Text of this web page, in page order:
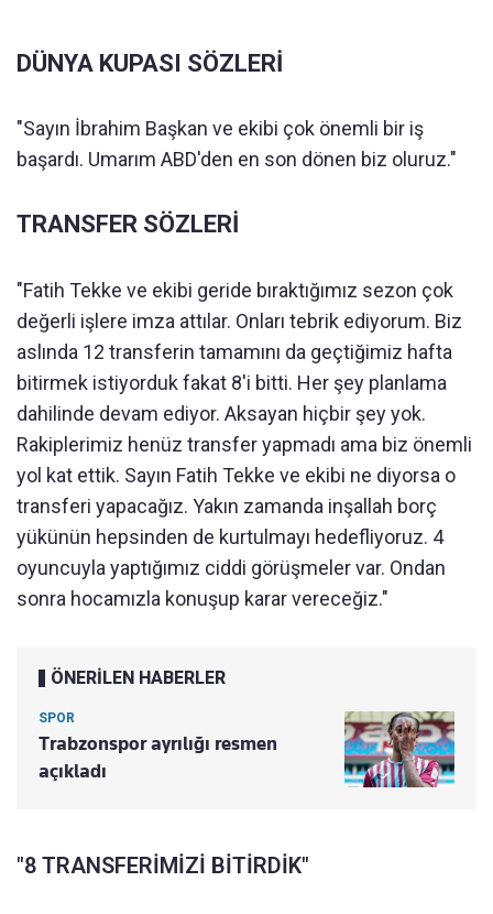
DÜNYA KUPASI SÖZLERİ
"Sayın İbrahim Başkan ve ekibi çok önemli bir iş
başardı. Umarım ABD'den en son dönen biz oluruz."
TRANSFER SÖZLERİ
"Fatih Tekke ve ekibi geride bıraktığımız sezon çok
değerli işlere imza attılar. Onları tebrik ediyorum. Biz
aslında 12 transferin tamamını da geçtiğimiz hafta
bitirmek istiyorduk fakat 8'i bitti. Her şey planlama
dahilinde devam ediyor. Aksayan hiçbir şey yok.
Rakiplerimiz henüz transfer yapmadı ama biz önemli
yol kat ettik. Sayın Fatih Tekke ve ekibi ne diyorsa o
transferi yapacağız. Yakın zamanda inşallah borç
yükünün hepsinden de kurtulmayı hedefliyoruz. 4
oyuncuyla yaptığımız ciddi görüşmeler var. Ondan
sonra hocamızla konuşup karar vereceğiz."
ÖNERİLEN HABERLER
SPOR
Trabzonspor ayrılığı resmen
açıkladı
"8 TRANSFERİMİZİ BİTİRDİK"